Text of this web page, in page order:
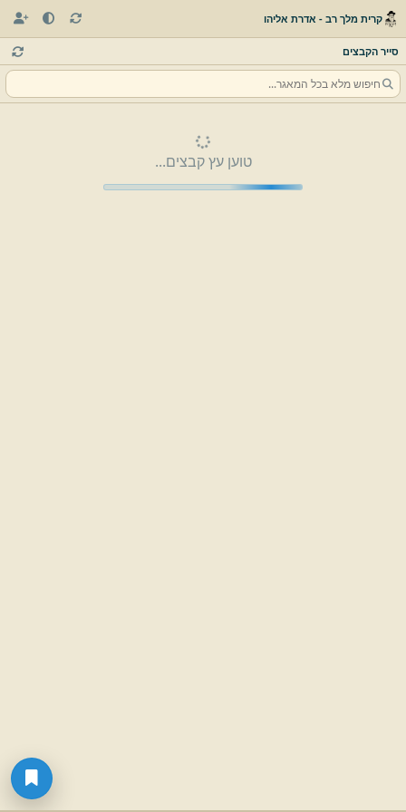
קרית מלך רב - אדרת אליהו
סייר הקבצים
טוען עץ קבצים...